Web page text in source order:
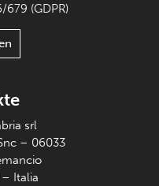
679 (GDPR)
srl
– 06033
– Italia